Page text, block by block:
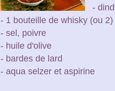
-
- 1 bouteille de whisky (ou 2)
- sel, poivre
- huile d'olive
- bardes de lard
- aqua selzer et aspirine